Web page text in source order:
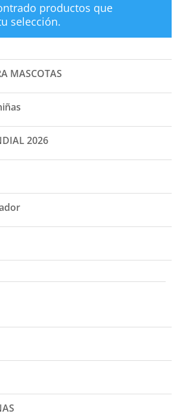
productos que
selección.
MASCOTAS
2026